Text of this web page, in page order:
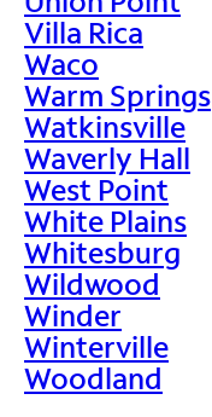
Villa Rica
Waco
Warm Springs
Watkinsville
Waverly Hall
West Point
White Plains
Whitesburg
Wildwood
Winder
Winterville
Woodland